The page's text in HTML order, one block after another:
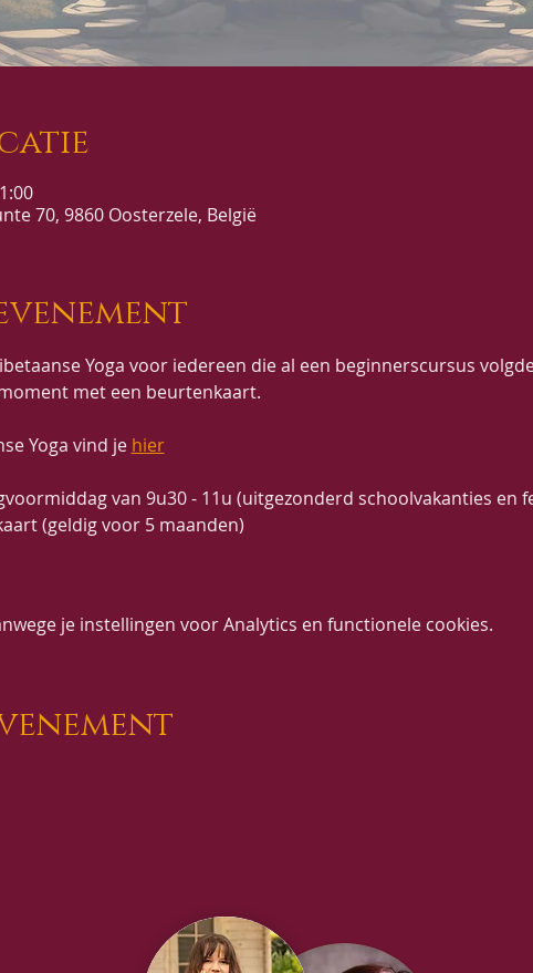
70, 9860 Oosterzele, België
Yoga voor iedereen die al een beginnerscursus
met een beurtenkaart.
Yoga vind je hier
van 9u30 - 11u (uitgezonderd schoolvakanties en
(geldig voor 5 maanden)
je instellingen voor Analytics en functionele cookies.